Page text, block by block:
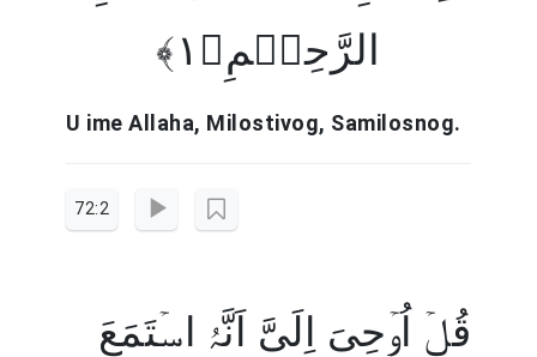
الرَّحِیۡمِ﴿۱﴾
U ime Allaha, Milostivog, Samilosnog.
72:2
قُلۡ اُوۡحِیَ اِلَیَّ اَنَّہُ اسۡتَمَعَ